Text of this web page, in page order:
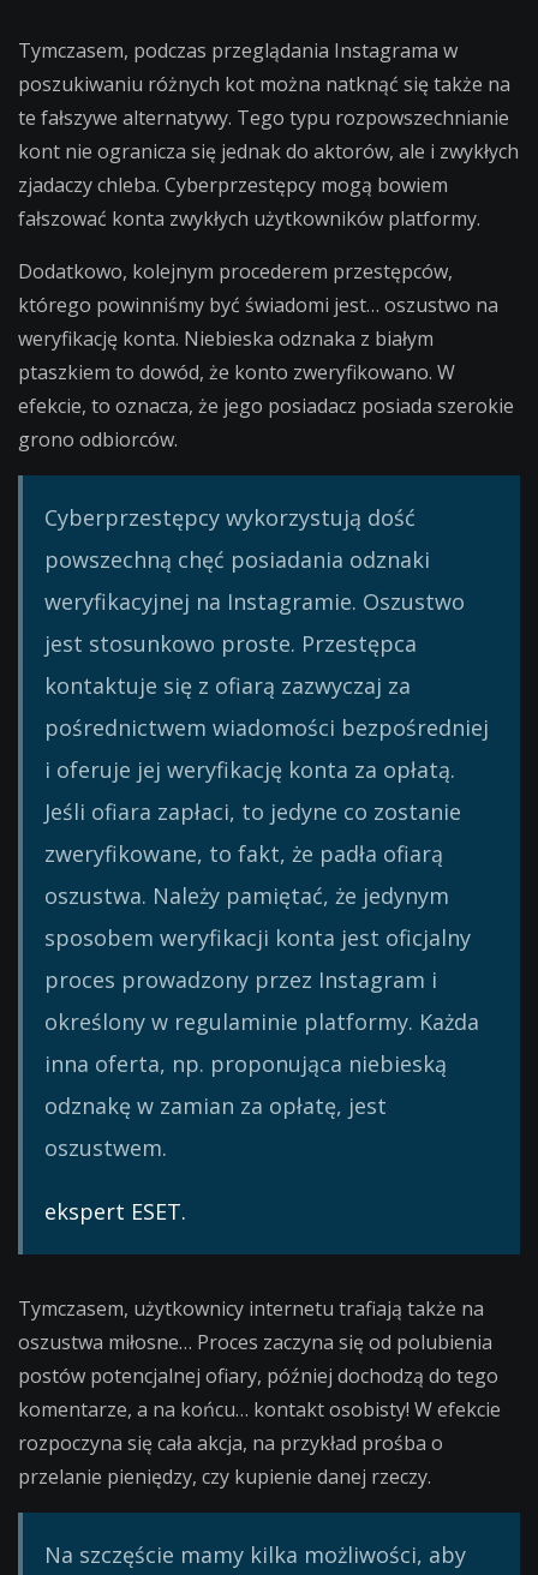
Tymczasem, podczas przeglądania Instagrama w
poszukiwaniu różnych kot można natknąć się także na
te fałszywe alternatywy. Tego typu rozpowszechnianie
kont nie ogranicza się jednak do aktorów, ale i zwykłych
zjadaczy chleba. Cyberprzestępcy mogą bowiem
fałszować konta zwykłych użytkowników platformy.
Dodatkowo, kolejnym procederem przestępców,
którego powinniśmy być świadomi jest… oszustwo na
weryfikację konta. Niebieska odznaka z białym
ptaszkiem to dowód, że konto zweryfikowano. W
efekcie, to oznacza, że jego posiadacz posiada szerokie
grono odbiorców.
Cyberprzestępcy wykorzystują dość
powszechną chęć posiadania odznaki
weryfikacyjnej na Instagramie. Oszustwo
jest stosunkowo proste. Przestępca
kontaktuje się z ofiarą zazwyczaj za
pośrednictwem wiadomości bezpośredniej
i oferuje jej weryfikację konta za opłatą.
Jeśli ofiara zapłaci, to jedyne co zostanie
zweryfikowane, to fakt, że padła ofiarą
oszustwa. Należy pamiętać, że jedynym
sposobem weryfikacji konta jest oficjalny
proces prowadzony przez Instagram i
określony w regulaminie platformy. Każda
inna oferta, np. proponująca niebieską
odznakę w zamian za opłatę, jest
oszustwem.
ekspert ESET.
Tymczasem, użytkownicy internetu trafiają także na
oszustwa miłosne… Proces zaczyna się od polubienia
postów potencjalnej ofiary, później dochodzą do tego
komentarze, a na końcu… kontakt osobisty! W efekcie
rozpoczyna się cała akcja, na przykład prośba o
przelanie pieniędzy, czy kupienie danej rzeczy.
Na szczęście mamy kilka możliwości, aby